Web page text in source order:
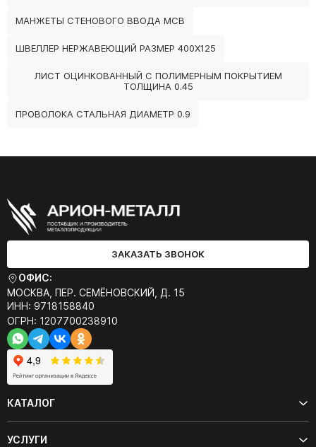
МАНЖЕТЫ СТЕНОВОГО ВВОДА МСВ
ШВЕЛЛЕР НЕРЖАВЕЮЩИЙ РАЗМЕР 400Х125
ЛИСТ ОЦИНКОВАННЫЙ С ПОЛИМЕРНЫМ ПОКРЫТИЕМ
ТОЛЩИНА 0.45
ПРОВОЛОКА СТАЛЬНАЯ ДИАМЕТР 0.9
ЗАКАЗАТЬ ЗВОНОК
ОФИС:
МОСКВА, ПЕР. СЕМЁНОВСКИЙ, Д. 15
ИНН: 9718158840
ОГРН: 1207700238910
КАТАЛОГ
УСЛУГИ